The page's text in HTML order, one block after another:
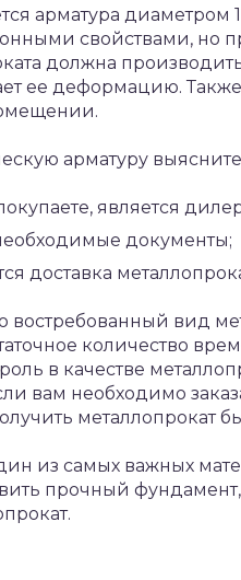
арматура диаметром
свойствами, но
должна
ее деформацию.
арматуру
является
документы;
доставка
востребованный вид
количество
в качестве
вам необходимо
металлопрокат
из самых важных
прочный